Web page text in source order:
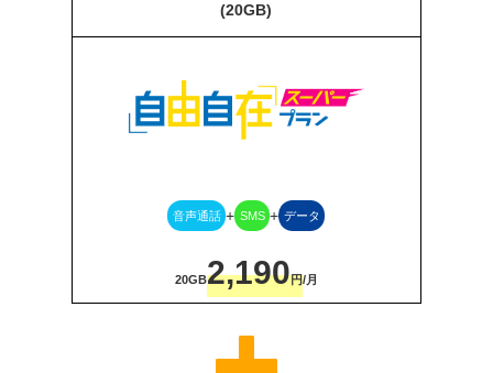
(20GB)
音声通話 + SMS + データ
20GB2,190円/月